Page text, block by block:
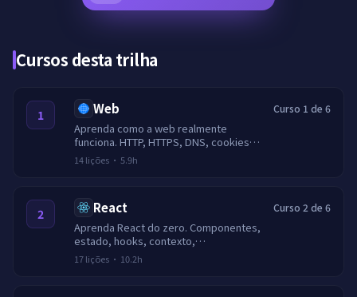
Cursos desta trilha
1 Web
Aprenda como a web realmente
funciona. HTTP, HTTPS, DNS, cookies,
sessoes, CORS, cache, TLS,
cabecalhos de seguranca e limitacao
14lições · 5.9h
Curso 1 de 6
2 React
Aprenda React do zero. Componentes,
estado, hooks, contexto,
desempenho, roteamento, testes e
um projeto final.
17lições · 10.2h
Curso 2 de 6